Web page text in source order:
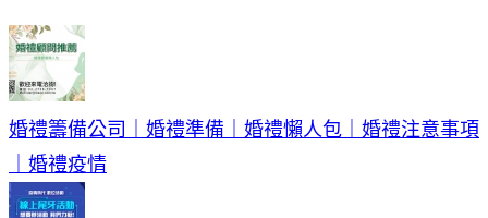
婚禮籌備公司｜婚禮準備｜婚禮懶人包｜婚禮注意事項
｜婚禮疫情